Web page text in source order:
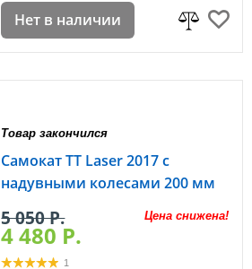
Нет в наличии
Товар закончился
Самокат TT Laser 2017 с
надувными колесами 200 мм
Цена снижена!
5 050 P.
4 480 P.
1